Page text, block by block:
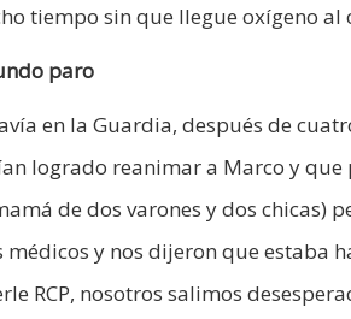
tiempo sin que llegue oxígeno al
paro
en la Guardia, después de
logrado reanimar a Marco y que
de dos varones y dos chicas)
médicos y nos dijeron que estaba
RCP, nosotros salimos